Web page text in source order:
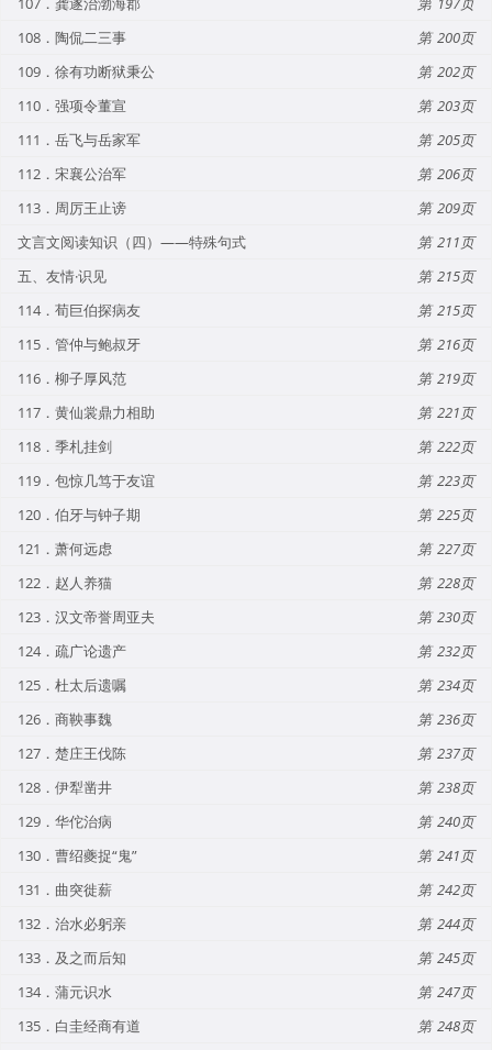
108．陶侃二三事
200
109．徐有功断狱秉公
202
110．强项令董宣
203
111．岳飞与岳家军
205
112．宋襄公治军
206
113．周厉王止谤
209
文言文阅读知识（四）——特殊句式
211
五、友情·识见
215
114．荀巨伯探病友
215
115．管仲与鲍叔牙
216
116．柳子厚风范
219
117．黄仙裳鼎力相助
221
118．季札挂剑
222
119．包惊几笃于友谊
223
120．伯牙与钟子期
225
121．萧何远虑
227
122．赵人养猫
228
123．汉文帝誉周亚夫
230
124．疏广论遗产
232
125．杜太后遗嘱
234
126．商鞅事魏
236
127．楚庄王伐陈
237
128．伊犁凿井
238
129．华佗治病
240
130．曹绍夔捉“鬼”
241
131．曲突徙薪
242
132．治水必躬亲
244
133．及之而后知
245
134．蒲元识水
247
135．白圭经商有道
248